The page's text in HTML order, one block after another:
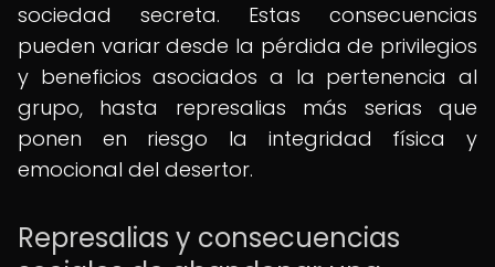
sociedad secreta. Estas consecuencias
pueden variar desde la pérdida de privilegios
y beneficios asociados a la pertenencia al
grupo, hasta represalias más serias que
ponen en riesgo la integridad física y
emocional del desertor.
Represalias y consecuencias